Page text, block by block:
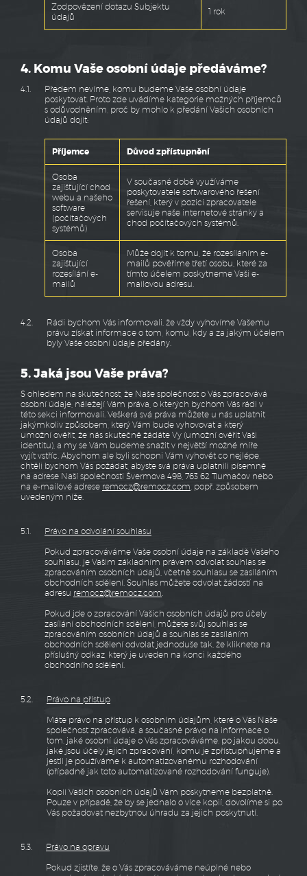
Zodpovězení dotazu Subjektu
údajů
1 rok
4. Komu Vaše osobní údaje předáváme?
4.1.
Předem nevíme, komu budeme Vaše osobní údaje
poskytovat. Proto zde uvádíme kategorie možných příjemců
s odůvodněním, proč by mohlo k předání Vašich osobních
údajů dojít:
Příjemce Důvod zpřístupnění
Osoba
zajišťující chod
webu a našeho
software
(počítačových
systémů)
V současné době využíváme
poskytovatele softwarového řešení
řešení, který v pozici zpracovatele
servisuje naše internetové stránky a
chod počítačových systémů.
Osoba
zajišťující
rozesílání e-
mailů
Může dojít k tomu, že rozesíláním e-
mailů pověříme třetí osobu, které za
tímto účelem poskytneme Vaši e-
mailovou adresu.
4.2.
Rádi bychom Vás informovali, že vždy vyhovíme Vašemu
právu získat informace o tom, komu, kdy a za jakým účelem
byly Vaše osobní údaje předány.
5. Jaká jsou Vaše práva?
S ohledem na skutečnost, že Naše společnost o Vás zpracovává
osobní údaje, náležejí Vám práva, o kterých bychom Vás rádi v
této sekci informovali. Veškerá svá práva můžete u nás uplatnit
jakýmkoliv způsobem, který Vám bude vyhovovat a který
umožní ověřit, že nás skutečně žádáte Vy (umožní ověřit Vaši
identitu), a my se Vám budeme snažit v největší možné míře
vyjít vstříc. Abychom ale byli schopni Vám vyhovět co nejlépe,
chtěli bychom Vás požádat, abyste svá práva uplatnili písemně
na adrese Naší společnosti Švermova 498, 763 62 Tlumačov nebo
na e-mailové adrese remocz@remocz.com , popř. způsobem
uvedeným níže.
5.1.
Právo na odvolání souhlasu
Pokud zpracováváme Vaše osobní údaje na základě Vašeho
souhlasu, je Vašim základním právem odvolat souhlas se
zpracováním osobních údajů, včetně souhlasu se zasíláním
obchodních sdělení. Souhlas můžete odvolat žádostí na
adresu remocz@remocz.com
Pokud jde o zpracování Vašich osobních údajů pro účely
zasílání obchodních sdělení, můžete svůj souhlas se
zpracováním osobních údajů a souhlas se zasíláním
obchodních sdělení odvolat jednoduše tak, že kliknete na
příslušný odkaz, který je uveden na konci každého
obchodního sdělení.
5.2.
Právo na přístup
Máte právo na přístup k osobním údajům, které o Vás Naše
společnost zpracovává, a současně právo na informace o
tom, jaké osobní údaje o Vás zpracováváme, po jakou dobu,
jaké jsou účely jejich zpracování, komu je zpřístupňujeme a
jestli je používáme k automatizovanému rozhodování
(případně jak toto automatizované rozhodování funguje).
Kopii Vašich osobních údajů Vám poskytneme bezplatně.
Pouze v případě, že by se jednalo o více kopií, dovolíme si po
Vás požadovat nezbytnou úhradu za jejich poskytnutí.
5.3.
Právo na opravu
Pokud zjistíte, že o Vás zpracováváme neúplné nebo